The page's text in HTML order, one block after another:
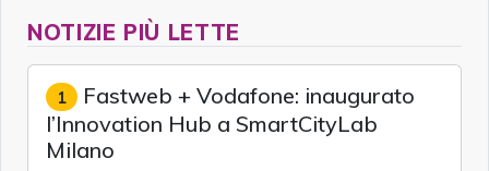
NOTIZIE PIÙ LETTE
1 Fastweb + Vodafone: inaugurato
l’Innovation Hub a SmartCityLab
Milano